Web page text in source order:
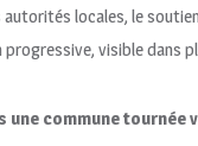
autorités locales, le
visible dans
une commune tournée